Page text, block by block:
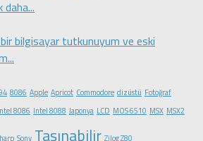
daha...
bilgisayar tutkunuyum ve eski
8086 Apple Apricot Commodore dizüstü Fotoğraf
8086 Intel 8088 Japonya LCD MOS 6510 MSX MSX2
Sony Taşınabilir Zilog Z80